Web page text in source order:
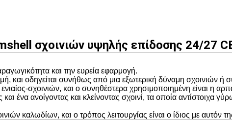
σχοινιών υψηλής επίδοσης 24/27
και την ευρεία εφαρμογή.
και οδηγείται συνήθως από μια εξωτερική δύναμη σχοινιών
σχοινιών, και ο συνηθέστερα χρησιμοποιημένη είναι η
ένα ανοίγοντας και κλείνοντας σχοινί, τα οποία αντίστοιχα
καλωδίων, και ο τρόπος λειτουργίας είναι ο ίδιος με αυτόν